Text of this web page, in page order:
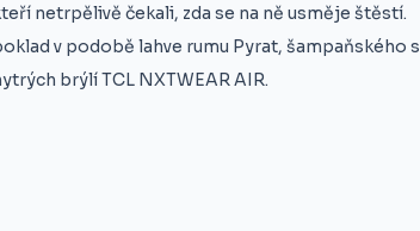
netrpělivě čekali, zda se na ně usměje štěstí.
v podobě lahve rumu Pyrat, šampaňského s
brýlí TCL NXTWEAR AIR.